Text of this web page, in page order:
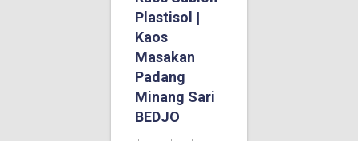
Plastisol |
Kaos
Masakan
Padang
Minang Sari
BEDJO